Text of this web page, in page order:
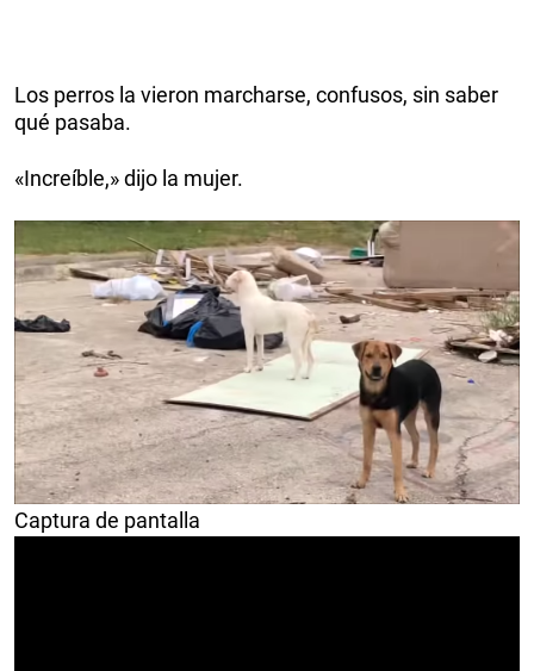
Los perros la vieron marcharse, confusos, sin saber
qué pasaba.
«Increíble,» dijo la mujer.
Captura de pantalla